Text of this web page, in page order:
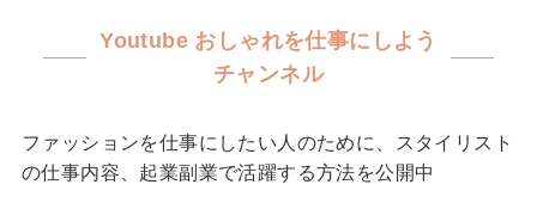
Youtube おしゃれを仕事にしよう
チャンネル
ファッションを仕事にしたい人のために、スタイリスト
の仕事内容、 起業副業で活躍する方法を公開中